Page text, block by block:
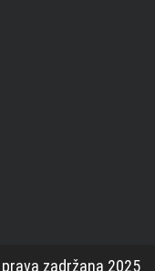
zadržana 2025